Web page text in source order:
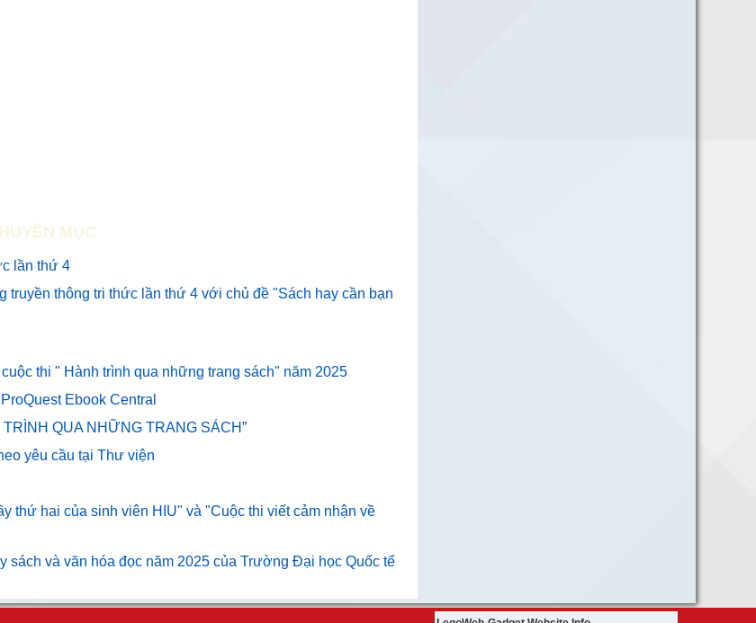
MỤC
lần thứ 4
thông tri thức lần thứ 4 với chủ đề "Sách hay cần bạn
thi " Hành trình qua những trang sách" năm 2025
Ebook Central
QUA NHỮNG TRANG SÁCH”
yêu cầu tại Thư viện
thứ hai của sinh viên HIU" và "Cuộc thi viết cảm nhận về
và văn hóa đọc năm 2025 của Trường Đại học Quốc tế